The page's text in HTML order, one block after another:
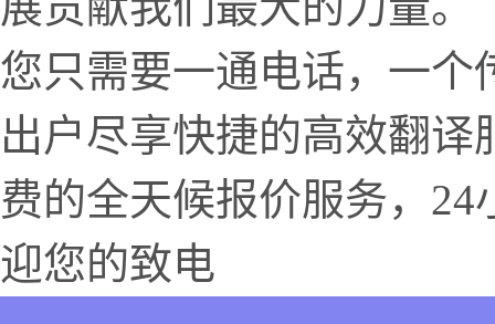
您只需要一通电话，一个
出户尽享快捷的高效翻
费的全天候报价服务，24
迎您的致电